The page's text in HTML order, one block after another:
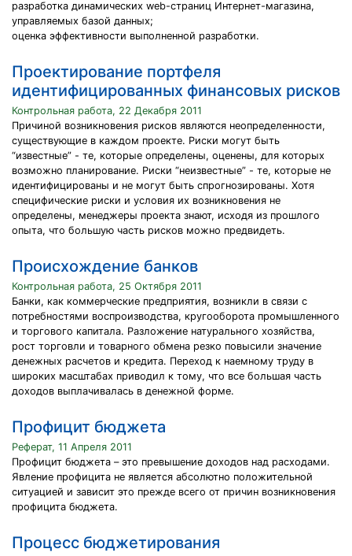
разработка динамических web-страниц Интернет-магазина,
управляемых базой данных;
оценка эффективности выполненной разработки.
Проектирование портфеля
идентифицированных финансовых рисков
Контрольная работа, 22 Декабря 2011
Причиной возникновения рисков являются неопределенности,
существующие в каждом проекте. Риски могут быть
“известные” - те, которые определены, оценены, для которых
возможно планирование. Риски “неизвестные” - те, которые не
идентифицированы и не могут быть спрогнозированы. Хотя
специфические риски и условия их возникновения не
определены, менеджеры проекта знают, исходя из прошлого
опыта, что большую часть рисков можно предвидеть.
Происхождение банков
Контрольная работа, 25 Октября 2011
Банки, как коммерческие предприятия, возникли в связи с
потребностями воспроизводства, кругооборота промышленного
и торгового капитала. Разложение натурального хозяйства,
рост торговли и товарного обмена резко повысили значение
денежных расчетов и кредита. Переход к наемному труду в
широких масштабах приводил к тому, что все большая часть
доходов выплачивалась в денежной форме.
Профицит бюджета
Реферат, 11 Апреля 2011
Профицит бюджета – это превышение доходов над расходами.
Явление профицита не является абсолютно положительной
ситуацией и зависит это прежде всего от причин возникновения
профицита бюджета.
Процесс бюджетирования